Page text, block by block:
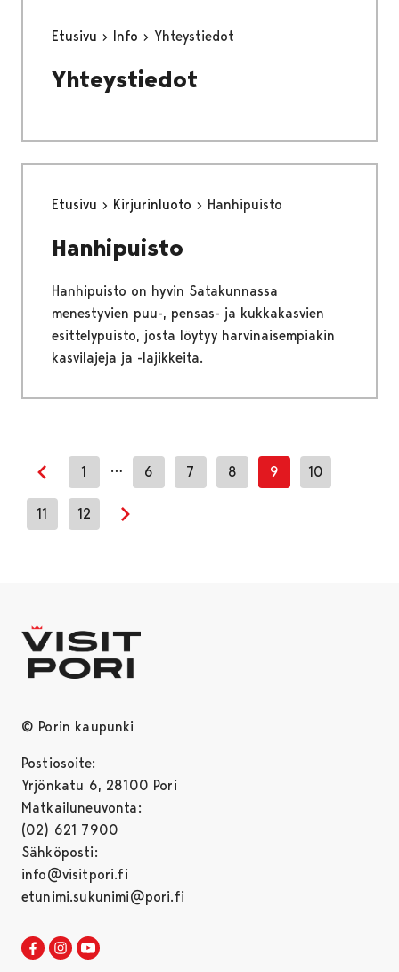
Etusivu Info Yhteystiedot
Yhteystiedot
Etusivu Kirjurinluoto Hanhipuisto
Hanhipuisto
Hanhipuisto on hyvin Satakunnassa
menestyvien puu-, pensas- ja kukkakasvien
esittelypuisto, josta löytyy harvinaisempiakin
kasvilajeja ja -lajikkeita.
Previous page
1 … 6 7 8 9 10
11 12
© Porin kaupunki
Postiosoite:
Yrjönkatu 6, 28100 Pori
Matkailuneuvonta:
(02) 621 7900
Sähköposti:
info@visitpori.fi
etunimi.sukunimi@pori.fi
Visit Pori Facebookissa
Avautuu uudessa välilehdessä
Visit Pori Instagrammissa
Avautuu uudessa välilehdessä